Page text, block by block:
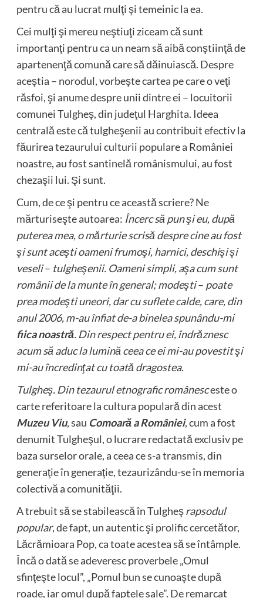
pentru că au lucrat mulţi şi temeinic la ea.
Cei mulţi şi mereu neştiuţi ziceam că sunt
importanţi pentru ca un neam să aibă conştiinţă de
apartenenţă comună care să dăinuiască. Despre
aceştia – norodul, vorbeşte cartea pe care o veţi
răsfoi, şi anume despre unii dintre ei – locuitorii
comunei Tulgheş, din judeţul Harghita. Ideea
centrală este că tulgheşenii au contribuit efectiv la
făurirea tezaurului culturii populare a României
noastre, au fost santinelă românismului, au fost
chezaşii lui. Şi sunt.
Cum, de ce şi pentru ce această scriere? Ne
mărturiseşte autoarea: Încerc să pun şi eu, după
puterea mea, o mărturie scrisă despre cine au fost
şi sunt aceşti oameni frumoşi, harnici, deschişi şi
veseli– tulgheşenii. Oameni simpli, aşa cum sunt
românii de la munte în general; modeşti– poate
prea modeşti uneori, dar cu suflete calde, care, din
anul 2006, m-au înfiat de-a binelea spunându-mi
fiica noastră. Din respect pentru ei, îndrăznesc
acum să aduc la lumină ceea ce ei mi-au povestit şi
mi-au încredinţat cu toată dragostea.
Tulgheş. Din tezaurul etnografic românesceste o
carte referitoare la cultura populară din acest
Muzeu Viu, sau Comoară a României, cum a fost
denumit Tulgheşul, o lucrare redactată exclusiv pe
baza surselor orale, a ceea ce s-a transmis, din
generaţie în generaţie, tezaurizându-se în memoria
colectivă a comunităţii.
A trebuit să se stabilească în Tulgheşrapsodul
popular, de fapt, un autentic şi prolific cercetător,
Lăcrămioara Pop, ca toate acestea să se întâmple.
Încă o dată se adeveresc proverbele „Omul
sfinţeşte locul”, „Pomul bun se cunoaşte după
roade, iar omul după faptele sale”. De remarcat